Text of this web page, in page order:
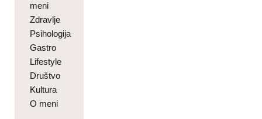
meni
Zdravlje
Psihologija
Gastro
Lifestyle
Društvo
Kultura
O meni